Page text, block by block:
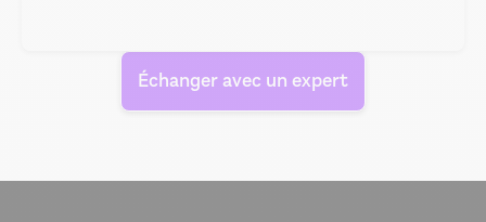
Échanger avec un expert